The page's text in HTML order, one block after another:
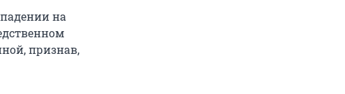
на
признав,